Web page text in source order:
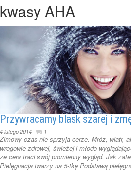
kwasy AHA
Przywracamy blask szarej i
4 lutego 2014 1
Zimowy czas nie sprzyja cerze. Mróz, wiatr,
wrogowie zdrowej, świeżej i młodo
ze cera traci swój promienny wygląd. Jak
Pielęgnacja twarzy na 5-tkę Podstawą